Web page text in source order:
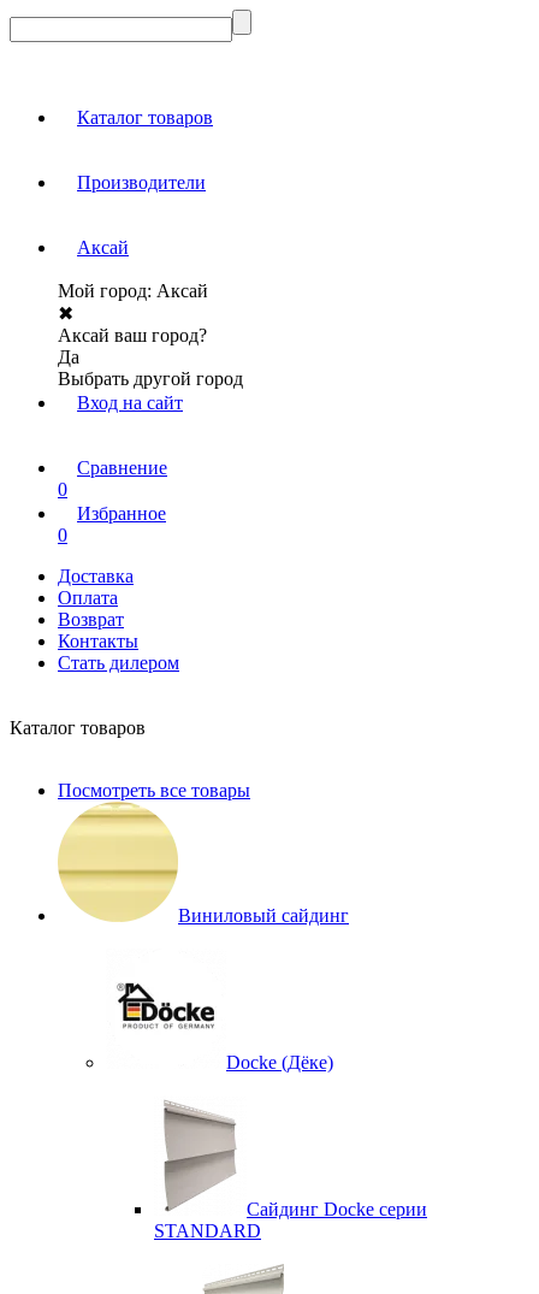
Каталог товаров
Производители
Аксай
Мой город: Аксай
✖
Аксай ваш город?
Да
Выбрать другой город
Вход на сайт
Сравнение
0
Избранное
0
Доставка
Оплата
Возврат
Контакты
Стать дилером
Каталог товаров
Посмотреть все товары
Виниловый сайдинг
Docke (Дёке)
Сайдинг Docke серии
STANDARD